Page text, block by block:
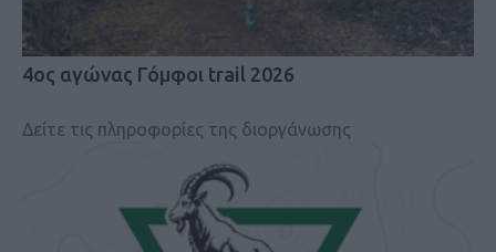
4ος αγώνας Γόμφοι trail 2026
Δείτε τις πληροφορίες της διοργάνωσης